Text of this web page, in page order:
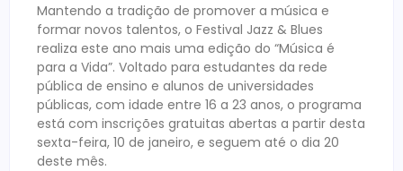
Mantendo a tradição de promover a música e
formar novos talentos, o Festival Jazz & Blues
realiza este ano mais uma edição do “Música é
para a Vida”. Voltado para estudantes da rede
pública de ensino e alunos de universidades
públicas, com idade entre 16 a 23 anos, o programa
está com inscrições gratuitas abertas a partir desta
sexta-feira, 10 de janeiro, e seguem até o dia 20
deste mês.